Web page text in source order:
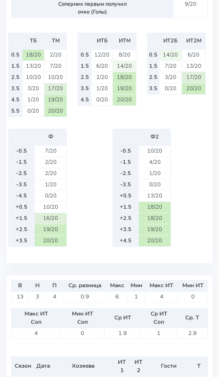
Соперник первым получил
очко (Голы)
9/20
ТБ
ТМ
0.5
18/20
2/20
1.5
13/20
7/20
2.5
10/20
10/20
3.5
3/20
17/20
4.5
1/20
19/20
5.5
0/20 20/20
ИТБ
ИТМ
0.5
12/20
8/20
1.5
6/20
14/20
2.5
2/20
18/20
3.5
1/20
19/20
4.5
0/20 20/20
ИТ2Б
ИТ2М
0.5
14/20
6/20
1.5
7/20
13/20
2.5
3/20
17/20
3.5
0/20 20/20
Ф
-0.5
7/20
-1.5
2/20
-2.5
2/20
-3.5
1/20
-4.5
0/20
+0.5
10/20
+1.5
16/20
+2.5
19/20
+3.5
20/20
Ф2
-0.5
10/20
-1.5
4/20
-2.5
1/20
-3.5
0/20
+0.5
13/20
+1.5
18/20
+2.5
18/20
+3.5
19/20
+4.5
20/20
В Н П Ср. разница Макс Мин Макс ИТ
Мин ИТ
13
3 4 0.9 6 1 4 0
Макс ИТ
Соп
Мин ИТ
Соп
Ср ИТ
Ср ИТ
Соп
Ср. Т
4
0 1.9 1 2.9
Сезон Дата Хозяева
ИТ
1
ИТ
2
Гости Т